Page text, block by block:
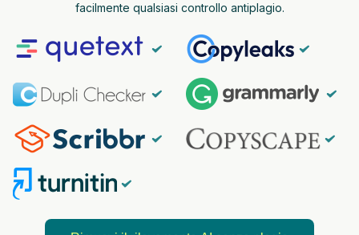
facilmente qualsiasi controllo antiplagio.